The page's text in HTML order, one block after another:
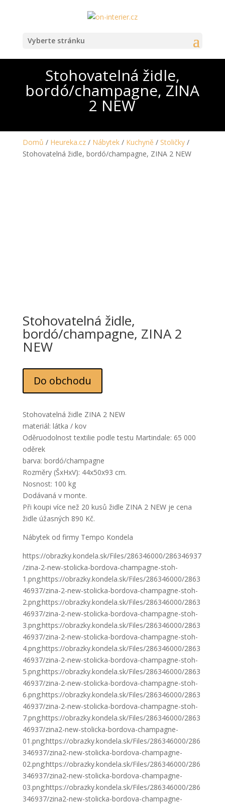
Vyberte stránku
Stohovatelná židle,
bordó/champagne, ZINA
2 NEW
Domů / Heureka.cz/ Nábytek/ Kuchyně / Stoličky/
Stohovatelná židle, bordó/champagne, ZINA 2 NEW
Stohovatelná židle,
bordó/champagne, ZINA 2
NEW
Do obchodu
Stohovatelná židle ZINA 2 NEW
materiál: látka / kov
Oděruodolnost textilie podle testu Martindale: 65 000
oděrek
barva: bordó/champagne
Rozměry (ŠxHxV): 44x50x93 cm.
Nosnost: 100 kg
Dodávaná v monte.
Při koupi více než 20 kusů židle ZINA 2 NEW je cena
židle úžasných 890 Kč.
Nábytek od firmy Tempo Kondela
https://obrazky.kondela.sk/Files/286346000/286346937
/zina-2-new-stolicka-bordova-champagne-stoh-
1.png;https://obrazky.kondela.sk/Files/286346000/2863
46937/zina-2-new-stolicka-bordova-champagne-stoh-
2.png;https://obrazky.kondela.sk/Files/286346000/2863
46937/zina-2-new-stolicka-bordova-champagne-stoh-
3.png;https://obrazky.kondela.sk/Files/286346000/2863
46937/zina-2-new-stolicka-bordova-champagne-stoh-
4.png;https://obrazky.kondela.sk/Files/286346000/2863
46937/zina-2-new-stolicka-bordova-champagne-stoh-
5.png;https://obrazky.kondela.sk/Files/286346000/2863
46937/zina-2-new-stolicka-bordova-champagne-stoh-
6.png;https://obrazky.kondela.sk/Files/286346000/2863
46937/zina-2-new-stolicka-bordova-champagne-stoh-
7.png;https://obrazky.kondela.sk/Files/286346000/2863
46937/zina2-new-stolicka-bordova-champagne-
01.png;https://obrazky.kondela.sk/Files/286346000/286
346937/zina2-new-stolicka-bordova-champagne-
02.png;https://obrazky.kondela.sk/Files/286346000/286
346937/zina2-new-stolicka-bordova-champagne-
03.png;https://obrazky.kondela.sk/Files/286346000/286
346937/zina2-new-stolicka-bordova-champagne-